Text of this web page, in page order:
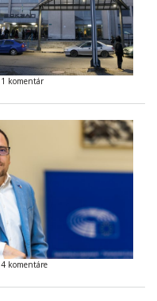
1 komentár
4 komentáre